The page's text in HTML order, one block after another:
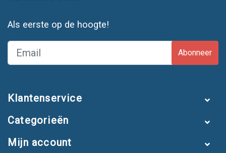
Als eerste op de hoogte!
Abonneer
Klantenservice
Categorieën
Mijn account